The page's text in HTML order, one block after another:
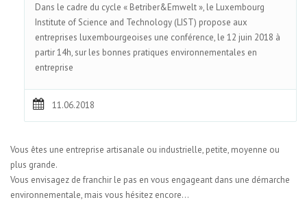
Dans le cadre du cycle « Betriber&Emwelt », le Luxembourg
Institute of Science and Technology (LIST) propose aux
entreprises luxembourgeoises une conférence, le 12 juin 2018 à
partir 14h, sur les bonnes pratiques environnementales en
entreprise
11.06.2018
Vous êtes une entreprise artisanale ou industrielle, petite, moyenne ou
plus grande.
Vous envisagez de franchir le pas en vous engageant dans une démarche
environnementale, mais vous hésitez encore…